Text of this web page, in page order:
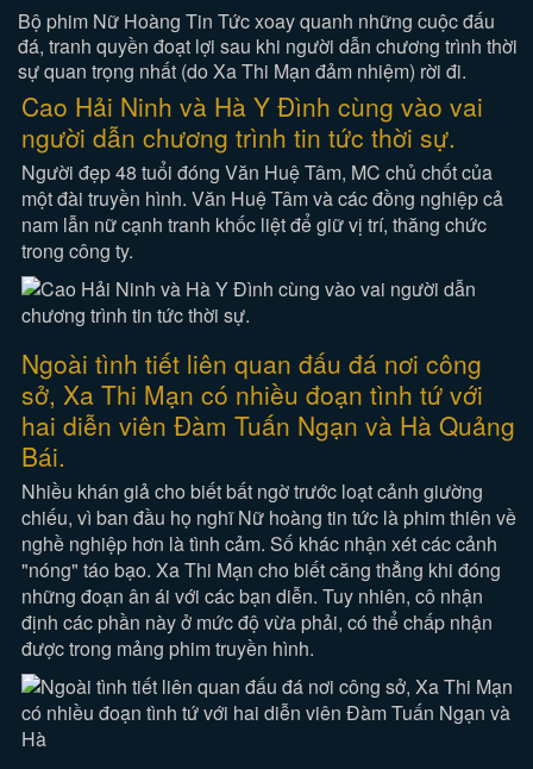
Bộ phim Nữ Hoàng Tin Tức xoay quanh những cuộc đấu
đá, tranh quyền đoạt lợi sau khi người dẫn chương trình thời
sự quan trọng nhất (do Xa Thi Mạn đảm nhiệm) rời đi.
Cao Hải Ninh và Hà Y Đình cùng vào vai
người dẫn chương trình tin tức thời sự.
Người đẹp 48 tuổi đóng Văn Huệ Tâm, MC chủ chốt của
một đài truyền hình. Văn Huệ Tâm và các đồng nghiệp cả
nam lẫn nữ cạnh tranh khốc liệt để giữ vị trí, thăng chức
trong công ty.
Ngoài tình tiết liên quan đấu đá nơi công
sở, Xa Thi Mạn có nhiều đoạn tình tứ với
hai diễn viên Đàm Tuấn Ngạn và Hà Quảng
Bái.
Nhiều khán giả cho biết bất ngờ trước loạt cảnh giường
chiếu, vì ban đầu họ nghĩ Nữ hoàng tin tức là phim thiên về
nghề nghiệp hơn là tình cảm. Số khác nhận xét các cảnh
"nóng" táo bạo. Xa Thi Mạn cho biết căng thẳng khi đóng
những đoạn ân ái với các bạn diễn. Tuy nhiên, cô nhận
định các phần này ở mức độ vừa phải, có thể chấp nhận
được trong mảng phim truyền hình.